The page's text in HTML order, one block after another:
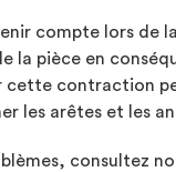
compte lors de
la pièce en
cette contraction
les arêtes et les
consultez